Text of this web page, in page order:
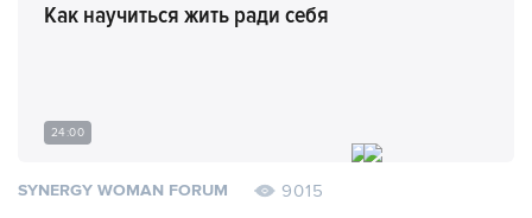
Как научиться жить ради себя
24:00
SYNERGY WOMAN FORUM 9015